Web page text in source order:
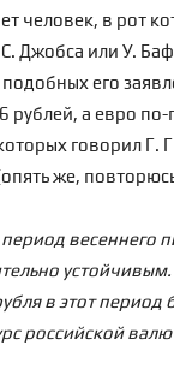
человек, в рот
Джобса или У.
его
рублей, а евро
говорил
же,
весеннего
в этот период
российской